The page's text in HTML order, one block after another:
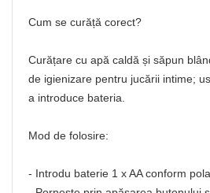
Cum se curăță corect?
Curățare cu apă caldă și săpun
de igienizare pentru jucării intime;
a introduce bateria.
Mod de folosire:
- Introdu baterie 1 x AA conform